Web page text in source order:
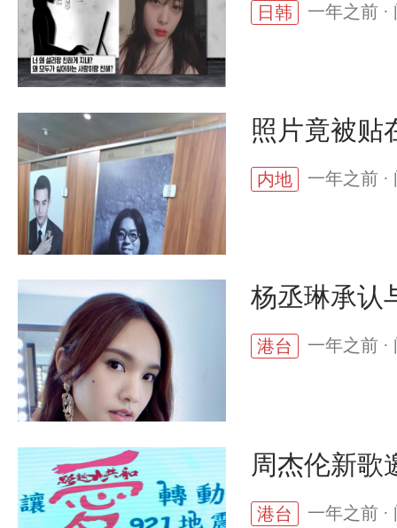
日韩 一年之前 ·
照片竟被贴
内地 一年之前 ·
杨丞琳承认
港台 一年之前 ·
周杰伦新歌
港台 一年之前 ·